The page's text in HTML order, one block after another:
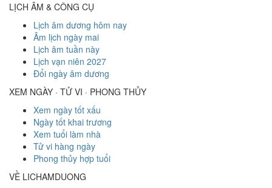
LỊCH ÂM & CÔNG CỤ
Lịch âm dương hôm nay
Âm lịch ngày mai
Lịch âm tuần này
Lịch vạn niên 2027
Đổi ngày âm dương
XEM NGÀY · TỬ VI · PHONG THỦY
Xem ngày tốt xấu
Ngày tốt khai trương
Xem tuổi làm nhà
Tử vi hàng ngày
Phong thủy hợp tuổi
VỀ LICHAMDUONG